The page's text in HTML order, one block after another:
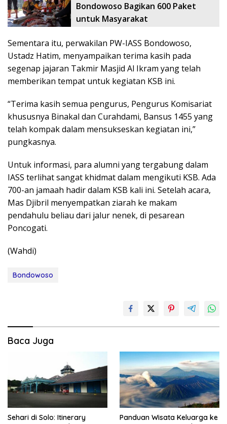
Bondowoso Bagikan 600 Paket
untuk Masyarakat
Sementara itu, perwakilan PW-IASS Bondowoso,
Ustadz Hatim, menyampaikan terima kasih pada
segenap jajaran Takmir Masjid Al Ikram yang telah
memberikan tempat untuk kegiatan KSB ini.
“Terima kasih semua pengurus, Pengurus Komisariat
khususnya Binakal dan Curahdami, Bansus 1455 yang
telah kompak dalam mensukseskan kegiatan ini,”
pungkasnya.
Untuk informasi, para alumni yang tergabung dalam
IASS terlihat sangat khidmat dalam mengikuti KSB. Ada
700-an jamaah hadir dalam KSB kali ini. Setelah acara,
Mas Djibril menyempatkan ziarah ke makam
pendahulu beliau dari jalur nenek, di pesarean
Poncogati.
(Wahdi)
Bondowoso
Baca Juga
Sehari di Solo: Itinerary
Panduan Wisata Keluarga ke